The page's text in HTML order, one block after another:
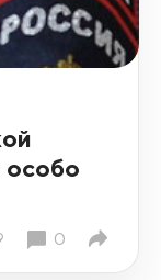
особо
0